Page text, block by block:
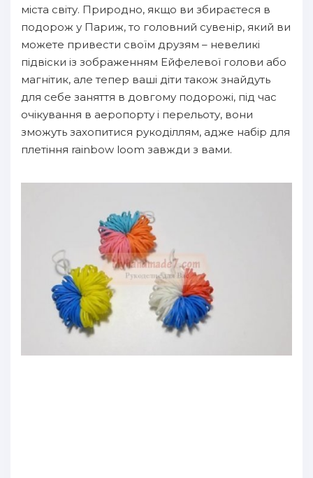
міста світу. Природно, якщо ви збираєтеся в
подорож у Париж, то головний сувенір, який ви
можете привести своїм друзям – невеликі
підвіски із зображенням Ейфелевої голови або
магнітик, але тепер ваші діти також знайдуть
для себе заняття в довгому подорожі, під час
очікування в аеропорту і перельоту, вони
зможуть захопитися рукоділлям, адже набір для
плетіння rainbow loom завжди з вами.